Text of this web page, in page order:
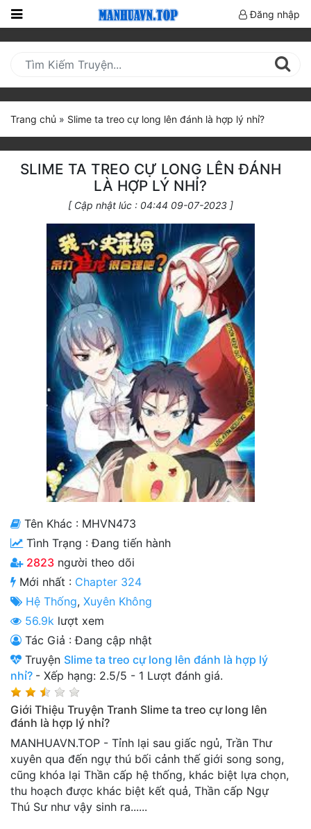
Nhật
(current)
BXH
Truyện HOT
Truyện Mới Ra
Huyền Huyễn
Kinh Dị
Mạt Thế
Ngôn Tình
Thanh xuân - Vườn trường
Truyện AI
Truyện Sáng Tác
Trùng Sinh
Trọng sinh
Tu Tiên
Xuyên Không
Đăng nhập
Trang chủ » Slime ta treo cự long lên đánh là hợp lý nhỉ?
SLIME TA TREO CỰ LONG LÊN ĐÁNH
LÀ HỢP LÝ NHỈ?
[ Cập nhật lúc : 04:44 09-07-2023 ]
Tên Khác : MHVN473
Tình Trạng :Đang tiến hành
2823 người theo dõi
Mới nhất : Chapter 324
Hệ Thống, Xuyên Không
56.9k lượt xem
Tác Giả : Đang cập nhật
Truyện Slime ta treo cự long lên đánh là hợp lý
nhỉ? - Xếp hạng: 2.5/5 - 1 Lượt đánh giá.
Giới Thiệu Truyện Tranh Slime ta treo cự long lên
đánh là hợp lý nhỉ?
MANHUAVN.TOP - Tỉnh lại sau giấc ngủ, Trần Thư
xuyên qua đến ngự thú bối cảnh thế giới song song,
cũng khóa lại Thần cấp hệ thống, khác biệt lựa chọn,
thu hoạch được khác biệt kết quả, Thần cấp Ngự
Thú Sư như vậy sinh ra......